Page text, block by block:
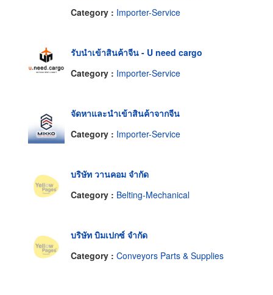
Category : Importer-Service
รับนำเข้าสินค้าจีน - U need cargo
Category : Importer-Service
จัดหาและนำเข้าสินค้าจากจีน
Category : Importer-Service
บริษัท วานคอม จำกัด
Category : Belting-Mechanical
บริษัท บิมเปกซ์ จำกัด
Category : Conveyors Parts & Supplies